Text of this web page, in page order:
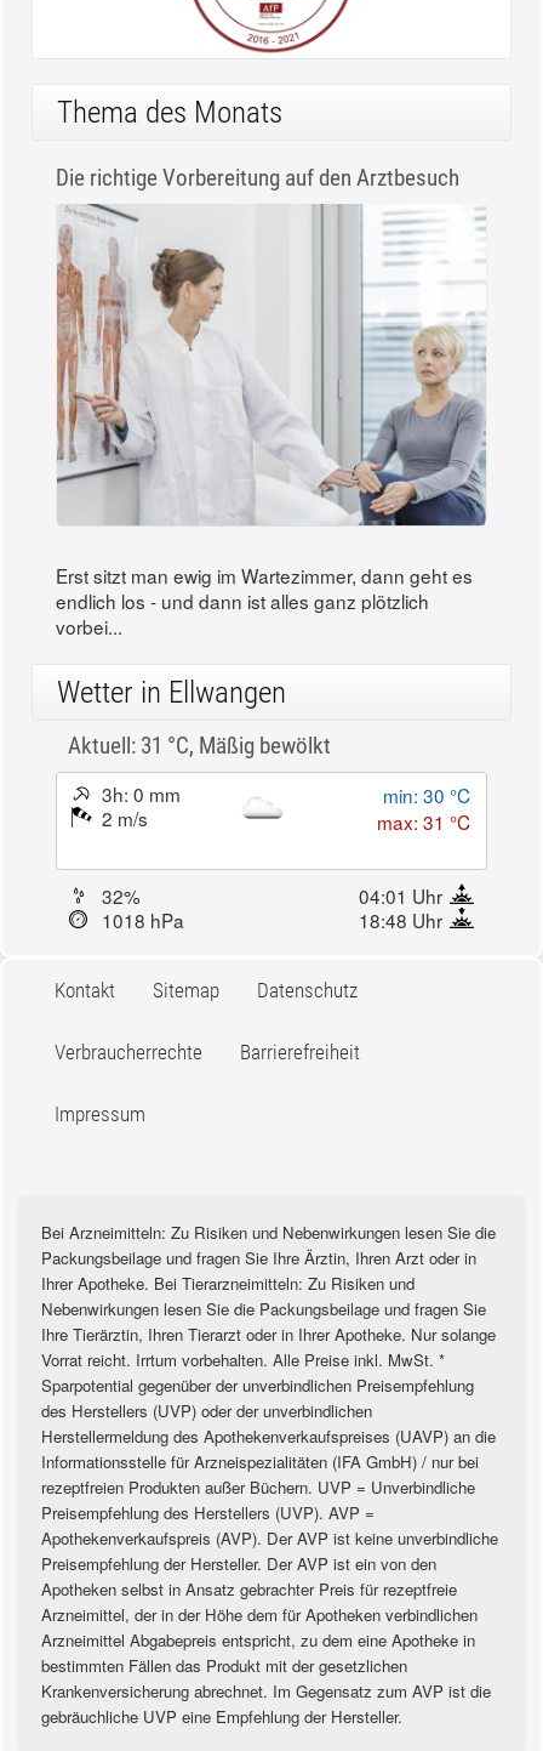
Thema des Monats
Die richtige Vorbereitung auf den Arztbesuch
Erst sitzt man ewig im Wartezimmer, dann geht es
endlich los - und dann ist alles ganz plötzlich
vorbei...
Wetter in Ellwangen
Aktuell: 31 °C, Mäßig bewölkt
3h: 0 mm
2 m/s
min: 30 °C
max: 31 °C
32%
04:01 Uhr
1018 hPa
18:48 Uhr
Kontakt Sitemap Datenschutz
Verbraucherrechte Barrierefreiheit
Impressum
Bei Arzneimitteln: Zu Risiken und Nebenwirkungen lesen Sie die
Packungsbeilage und fragen Sie Ihre Ärztin, Ihren Arzt oder in
Ihrer Apotheke. Bei Tierarzneimitteln: Zu Risiken und
Nebenwirkungen lesen Sie die Packungsbeilage und fragen Sie
Ihre Tierärztin, Ihren Tierarzt oder in Ihrer Apotheke. Nur solange
Vorrat reicht. Irrtum vorbehalten. Alle Preise inkl. MwSt. *
Sparpotential gegenüber der unverbindlichen Preisempfehlung
des Herstellers (UVP) oder der unverbindlichen
Herstellermeldung des Apothekenverkaufspreises (UAVP) an die
Informationsstelle für Arzneispezialitäten (IFA GmbH) / nur bei
rezeptfreien Produkten außer Büchern. UVP = Unverbindliche
Preisempfehlung des Herstellers (UVP). AVP =
Apothekenverkaufspreis (AVP). Der AVP ist keine unverbindliche
Preisempfehlung der Hersteller. Der AVP ist ein von den
Apotheken selbst in Ansatz gebrachter Preis für rezeptfreie
Arzneimittel, der in der Höhe dem für Apotheken verbindlichen
Arzneimittel Abgabepreis entspricht, zu dem eine Apotheke in
bestimmten Fällen das Produkt mit der gesetzlichen
Krankenversicherung abrechnet. Im Gegensatz zum AVP ist die
gebräuchliche UVP eine Empfehlung der Hersteller.